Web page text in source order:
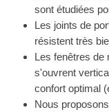
sont étudiées
Les joints de
résistent très
Les fenêtres de
s'ouvrent
confort optimal
Nous